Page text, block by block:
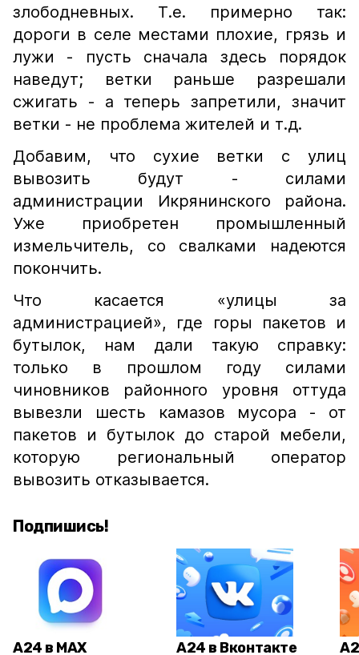
злободневных. Т.е. примерно так:
дороги в селе местами плохие, грязь и
лужи - пусть сначала здесь порядок
наведут; ветки раньше разрешали
сжигать - а теперь запретили, значит
ветки - не проблема жителей и т.д.
Добавим, что сухие ветки с улиц
вывозить будут - силами
администрации Икрянинского района.
Уже приобретен промышленный
измельчитель, со свалками надеются
покончить.
Что касается «улицы за
администрацией», где горы пакетов и
бутылок, нам дали такую справку:
только в прошлом году силами
чиновников районного уровня оттуда
вывезли шесть камазов мусора - от
пакетов и бутылок до старой мебели,
которую региональный оператор
вывозить отказывается.
Подпишись!
А24 в MAX А24 в Вконтакте